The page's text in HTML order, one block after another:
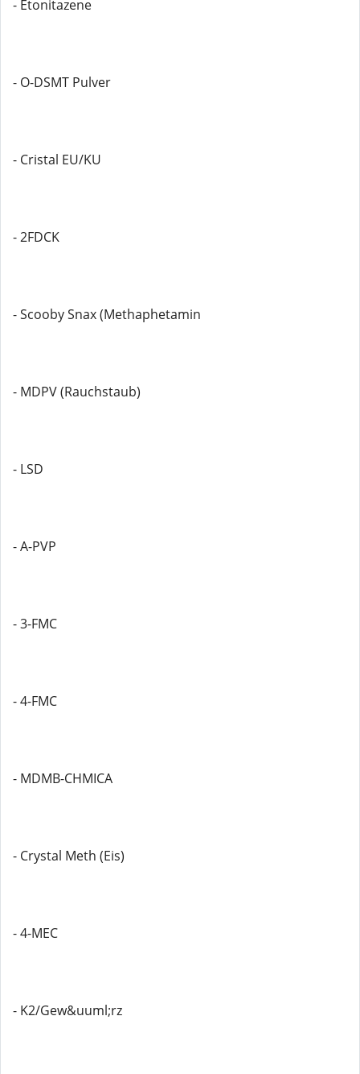
- Etonitazene
- O-DSMT Pulver
- Cristal EU/KU
- 2FDCK
- Scooby Snax (Methaphetamin
- MDPV (Rauchstaub)
- LSD
- A-PVP
- 3-FMC
- 4-FMC
- MDMB-CHMICA
- Crystal Meth (Eis)
- 4-MEC
- K2/Gew&uuml;rz